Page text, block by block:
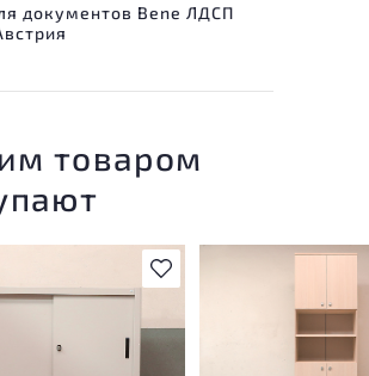
документов Bene ЛДСП
товаром
В избранное
незначительные
эксплуатации, не
использования